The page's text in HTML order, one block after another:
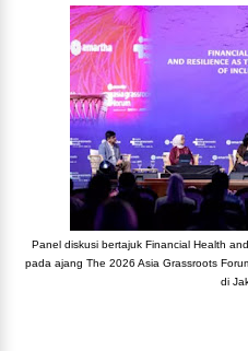
Panel diskusi bertajuk Financial Health
pada ajang The 2026 Asia Grassroots
di